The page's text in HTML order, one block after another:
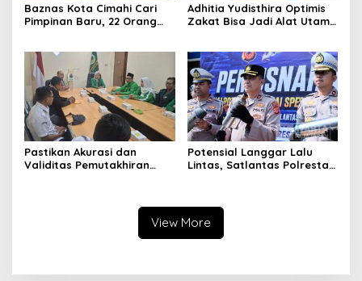
Baznas Kota Cimahi Cari
Pimpinan Baru, 22 Orang
Adhitia Yudisthira Optimis
Zakat Bisa Jadi Alat Utama
Pastikan Akurasi dan
Validitas Pemutakhiran
Potensial Langgar Lalu
Lintas, Satlantas Polresta
View More